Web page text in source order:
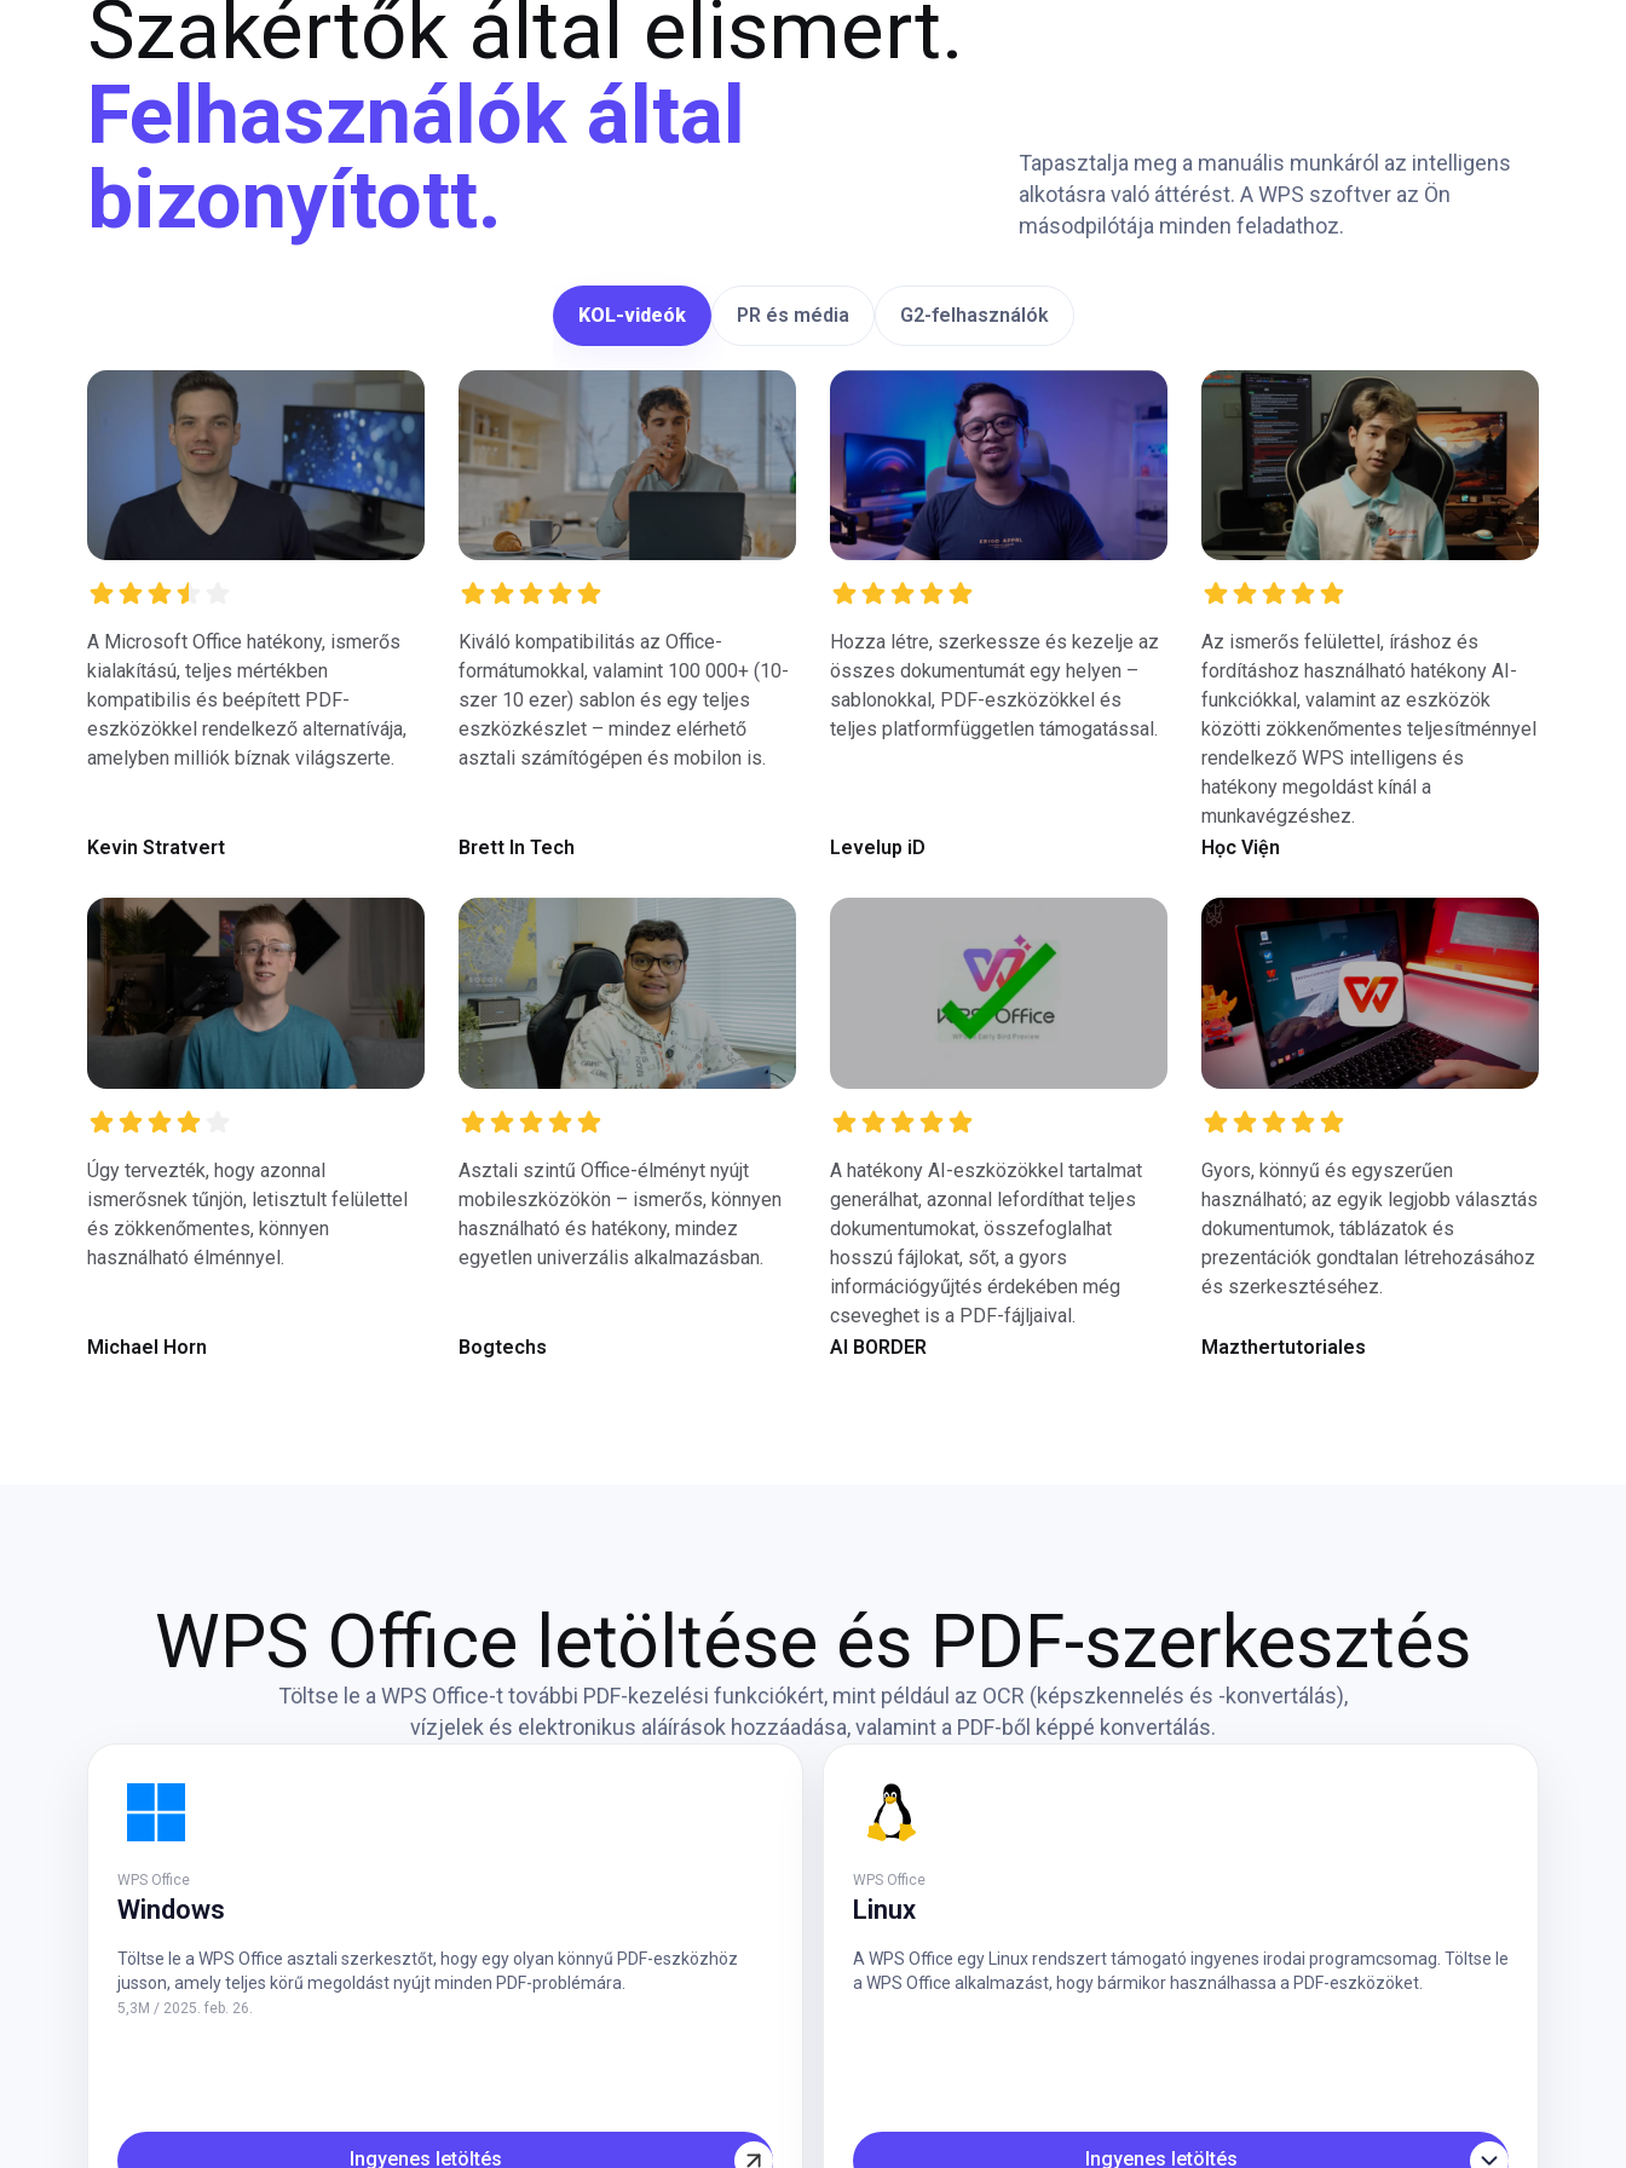
Szakértők által elismert.
Felhasználók által
bizonyított.
Tapasztalja meg a manuális munkáról az intelligens
alkotásra való áttérést. A WPS szoftver az Ön
másodpilótája minden feladathoz.
KOL-videók PR és média G2-felhasználók
14:14:00
A Microsoft Office hatékony, ismerős
kialakítású, teljes mértékben
kompatibilis és beépített PDF-
eszközökkel rendelkező alternatívája,
amelyben milliók bíznak világszerte.
Kevin Stratvert
07:04:00
Kiváló kompatibilitás az Office-
formátumokkal, valamint 100 000+ (10-
szer 10 ezer) sablon és egy teljes
eszközkészlet – mindez elérhető
asztali számítógépen és mobilon is.
Brett In Tech
08:53:00
Hozza létre, szerkessze és kezelje az
összes dokumentumát egy helyen –
sablonokkal, PDF-eszközökkel és
teljes platformfüggetlen támogatással.
Levelup iD
Az ismerős felülettel, íráshoz és
fordításhoz használható hatékony AI-
funkciókkal, valamint az eszközök
közötti zökkenőmentes teljesítménnyel
rendelkező WPS intelligens és
hatékony megoldást kínál a
munkavégzéshez.
Học Viện
08:28:00
Úgy tervezték, hogy azonnal
ismerősnek tűnjön, letisztult felülettel
és zökkenőmentes, könnyen
használható élménnyel.
Michael Horn
Asztali szintű Office-élményt nyújt
mobileszközökön – ismerős, könnyen
használható és hatékony, mindez
egyetlen univerzális alkalmazásban.
Bogtechs
04:05:00
A hatékony AI-eszközökkel tartalmat
generálhat, azonnal lefordíthat teljes
dokumentumokat, összefoglalhat
hosszú fájlokat, sőt, a gyors
információgyűjtés érdekében még
cseveghet is a PDF-fájljaival.
AI BORDER
Gyors, könnyű és egyszerűen
használható; az egyik legjobb választás
dokumentumok, táblázatok és
prezentációk gondtalan létrehozásához
és szerkesztéséhez.
Mazthertutoriales
WPS Office letöltése és PDF-szerkesztés
Töltse le a WPS Office-t további PDF-kezelési funkciókért, mint például az OCR (képszkennelés és -konvertálás),
vízjelek és elektronikus aláírások hozzáadása, valamint a PDF-ből képpé konvertálás.
WPS Office
Windows
Töltse le a WPS Office asztali szerkesztőt, hogy egy olyan könnyű PDF-eszközhöz
jusson, amely teljes körű megoldást nyújt minden PDF-problémára.
5,3M / 2025. feb. 26.
Ingyenes letöltés
WPS Office
Linux
A WPS Office egy Linux rendszert támogató ingyenes irodai programcsomag. Töltse le
a WPS Office alkalmazást, hogy bármikor használhassa a PDF-eszközöket.
Ingyenes letöltés